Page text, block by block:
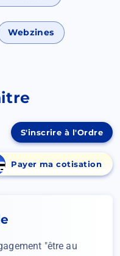
Webzines
S'inscrire à l'Ordre
Payer ma cotisation
(Ouvrir
"être au